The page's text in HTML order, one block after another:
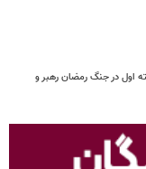
اول در جنگ رمضان رهبر و